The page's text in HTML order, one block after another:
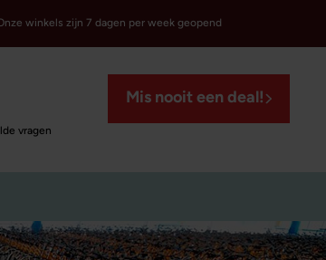
winkels zijn 7 dagen per week geopend
Mis nooit een deal!
vragen